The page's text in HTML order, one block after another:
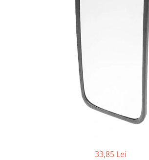
Cricuri Auto Hidraulice
Pneumatice si Trapezoidale
Motocositoare si Motosape
Rotopercutoare si bormasini
33,85 Lei